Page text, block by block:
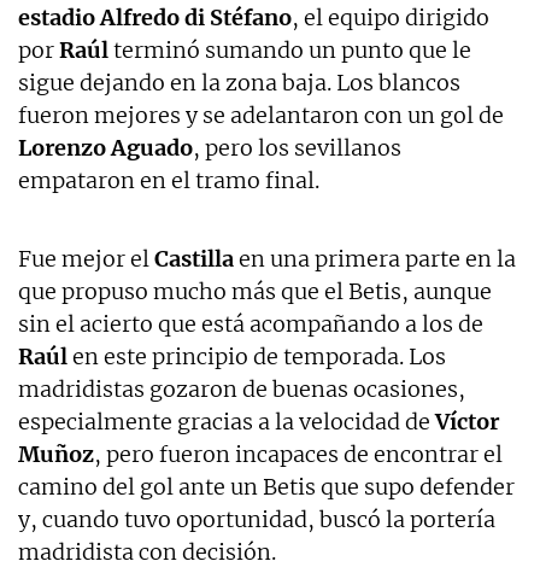
estadio Alfredo di Stéfano, el equipo dirigido
porRaúlterminó sumando un punto que le
sigue dejando en la zona baja. Los blancos
fueron mejores y se adelantaron con un gol de
Lorenzo Aguado, pero los sevillanos
empataron en el tramo final.
Fue mejor elCastillaen una primera parte en la
que propuso mucho más que el Betis, aunque
sin el acierto que está acompañando a los de
Raúlen este principio de temporada. Los
madridistas gozaron de buenas ocasiones,
especialmente gracias a la velocidad deVíctor
Muñoz, pero fueron incapaces de encontrar el
camino del gol ante un Betis que supo defender
y, cuando tuvo oportunidad, buscó la portería
madridista con decisión.